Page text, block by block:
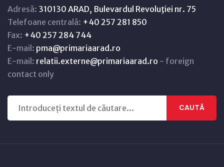
Adresă: 310130 ARAD, Bulevardul Revoluţiei nr. 75
Telefoane centrală: +40 257 281 850
Fax: +40 257 284 744
E-mail: pma@primariaarad.ro
E-mail: relatii.externe@primariaarad.ro - foreign
contact only
CAUTĂ